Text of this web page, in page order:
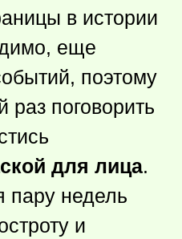
в истории
еще
поэтому
раз поговорить
для лица.
пару недель
и